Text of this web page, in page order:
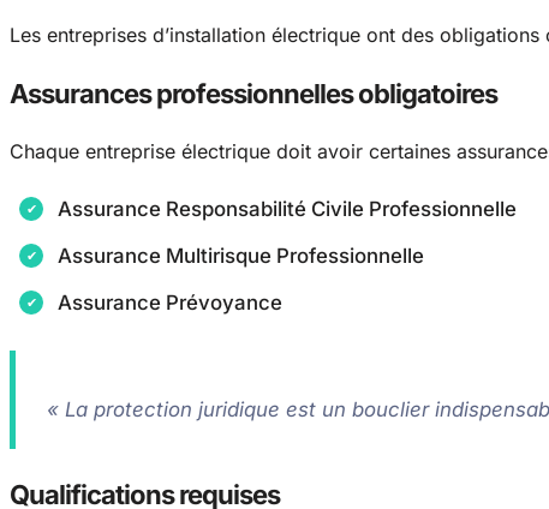
Les entreprises d’installation électrique ont des
Assurances professionnelles obligatoires
Chaque entreprise électrique doit avoir certaines
Assurance Responsabilité Civile Professionnelle
Assurance Multirisque Professionnelle
Assurance Prévoyance
« La protection juridique est un bouclier
Qualifications requises